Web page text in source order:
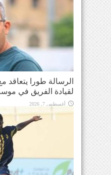
الرسالة طورا يتعاقد
لقيادة الفريق في موسم 2026-
أغسطس 7, 2026